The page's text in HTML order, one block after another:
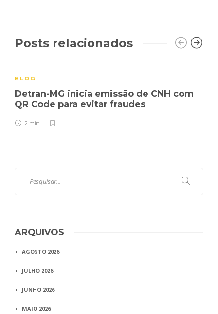
Posts relacionados
BLOG
Detran-MG inicia emissão de CNH com
QR Code para evitar fraudes
2 min
ARQUIVOS
AGOSTO 2026
JULHO 2026
JUNHO 2026
MAIO 2026